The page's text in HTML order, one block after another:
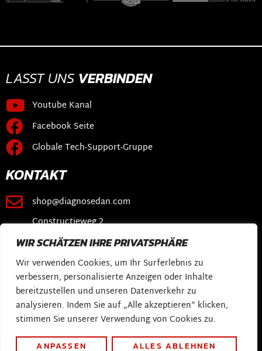
WIR SCHÄTZEN IHRE PRIVATSPHÄRE
Wir verwenden Cookies, um Ihr Surferlebnis zu
verbessern, personalisierte Anzeigen oder Inhalte
bereitzustellen und unseren Datenverkehr zu
analysieren. Indem Sie auf „Alle akzeptieren“ klicken,
stimmen Sie unserer Verwendung von Cookies zu.
ANPASSEN ALLES ABLEHNEN
LASST UNS VERBINDEN
Youtube Kanal
Facebook Seite
Globale Tech-Support-Gruppe
KONTAKT
shop@diagnosedan.com
Constructieweg 2
3641 SB Mijdrecht
VERKNÜPFUNGEN
Webshop
DiagnoseDan-Software